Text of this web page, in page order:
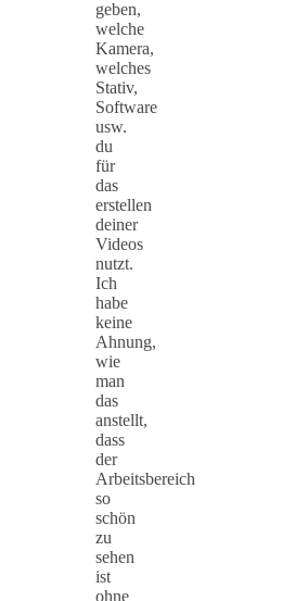
geben,
welche
Kamera,
welches
Stativ,
Software
usw.
du
für
das
erstellen
deiner
Videos
nutzt.
Ich
habe
keine
Ahnung,
wie
man
das
anstellt,
dass
der
Arbeitsbereich
so
schön
zu
sehen
ist
ohne